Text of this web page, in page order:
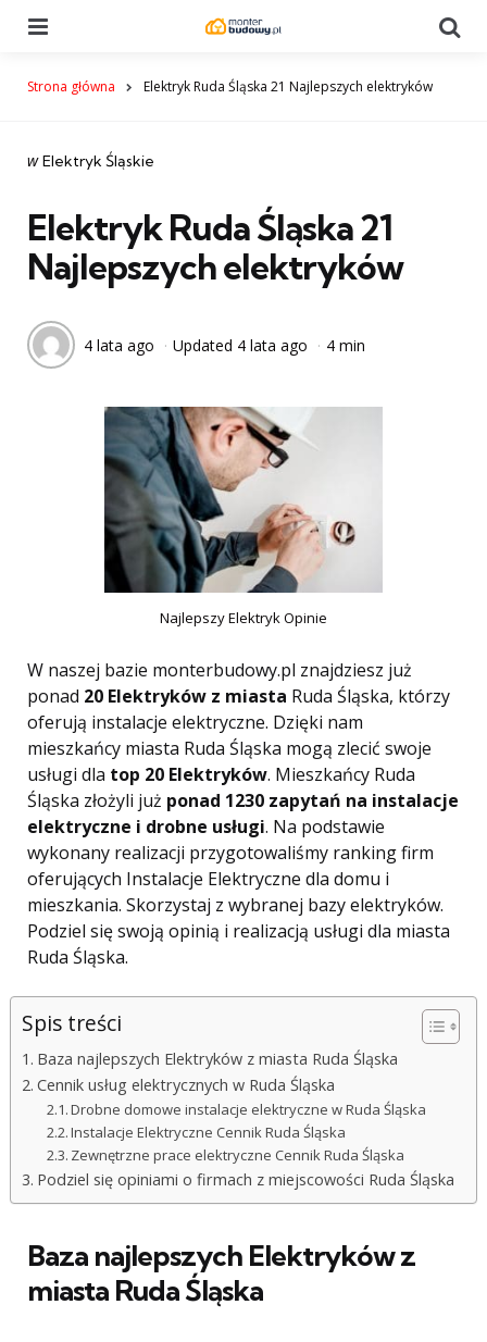
Strona główna Elektryk Ruda Śląska 21 Najlepszych elektryków
Categories
post
w Elektryk Śląskie
Elektryk Ruda Śląska 21
Najlepszych elektryków
4 lata ago Updated 4 lata ago 4 min
Najlepszy Elektryk Opinie
W naszej bazie monterbudowy.pl znajdziesz już
ponad 20 Elektryków z miasta Ruda Śląska, którzy
oferują instalacje elektryczne. Dzięki nam
mieszkańcy miasta Ruda Śląska mogą zlecić swoje
usługi dla top 20 Elektryków. Mieszkańcy Ruda
Śląska złożyli już ponad 1230 zapytań na instalacje
elektryczne i drobne usługi. Na podstawie
wykonany realizacji przygotowaliśmy ranking firm
oferujących Instalacje Elektryczne dla domu i
mieszkania. Skorzystaj z wybranej bazy elektryków.
Podziel się swoją opinią i realizacją usługi dla miasta
Ruda Śląska.
Spis treści
Baza najlepszych Elektryków z miasta Ruda Śląska
Cennik usług elektrycznych w Ruda Śląska
Drobne domowe instalacje elektryczne w Ruda Śląska
Instalacje Elektryczne Cennik Ruda Śląska
Zewnętrzne prace elektryczne Cennik Ruda Śląska
Podziel się opiniami o firmach z miejscowości Ruda Śląska
Baza najlepszych Elektryków z
miasta Ruda Śląska